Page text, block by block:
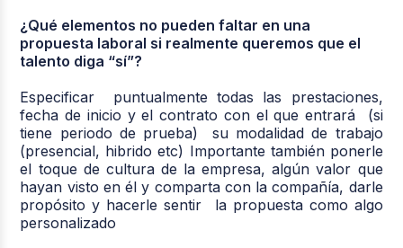
¿Qué elementos no pueden faltar en una
propuesta laboral si realmente queremos que el
talento diga “sí”?
Especificar puntualmente todas las prestaciones,
fecha de inicio y el contrato con el que entrará (si
tiene periodo de prueba) su modalidad de trabajo
(presencial, hibrido etc) Importante también ponerle
el toque de cultura de la empresa, algún valor que
hayan visto en él y comparta con la compañía, darle
propósito y hacerle sentir la propuesta como algo
personalizado